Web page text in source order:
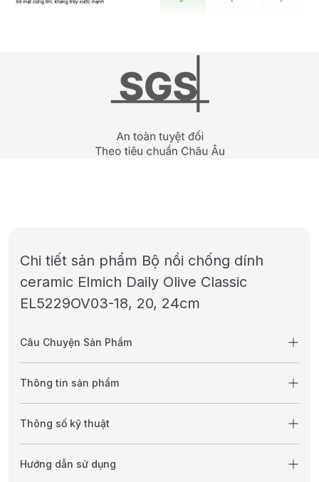
Chi tiết sản phẩm Bộ nồi chống dính
ceramic Elmich Daily Olive Classic
EL5229OV03-18, 20, 24cm
Câu Chuyện Sản Phẩm
Thông tin sản phẩm
Thông số kỹ thuật
Hướng dẫn sử dụng